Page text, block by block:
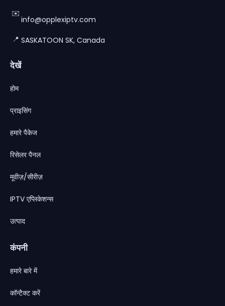
✉️
info@opplexiptv.com
📍 SASKATOON SK, Canada
देखें
होम
प्राइसिंग
हमारे पैकेज
रिसेलर पैनल
मूवीज़/सीरीज़
IPTV एप्लिकेशन्स
उत्पाद
कंपनी
हमारे बारे में
कॉन्टैक्ट करें